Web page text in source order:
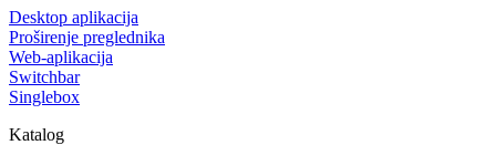
Desktop aplikacija
Proširenje preglednika
Web-aplikacija
Switchbar
Singlebox
Katalog